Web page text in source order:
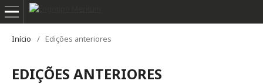
Início / Edições anteriores
EDIÇÕES ANTERIORES